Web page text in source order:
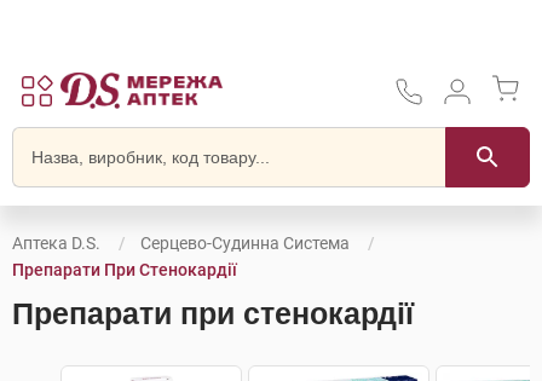
Аптека D.S.
Серцево-Судинна Система
Препарати При Стенокардії
Препарати при стенокардії